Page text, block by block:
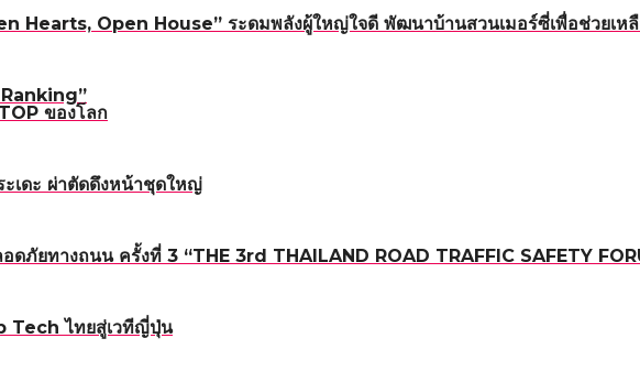
Hearts, Open House” ระดมพลังผู้ใหญ่ใจดี พัฒนาบ้านสวนเมอร์ซี่เพื่อช่วยเห
ของโลก
ะเดะ ผ่าตัดดึงหน้าชุดใหญ่
ดภัยทางถนน ครั้งที่ 3 “THE 3rd THAILAND ROAD TRAFFIC SAFETY
Tech ไทยสู่เวทีญี่ปุ่น